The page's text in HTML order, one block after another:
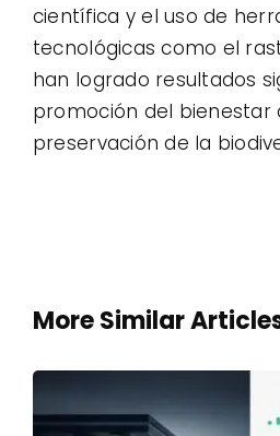
científica y el uso de
tecnológicas como el
han logrado resultados
promoción del bienestar
preservación de la
More Similar